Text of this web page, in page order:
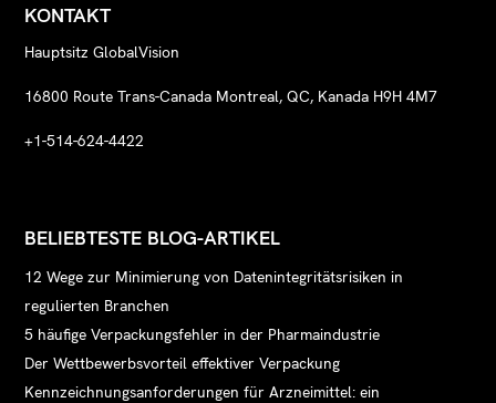
KONTAKT
Hauptsitz GlobalVision
16800 Route Trans-Canada Montreal, QC, Kanada H9H 4M7
+1-514-624-4422
BELIEBTESTE BLOG-ARTIKEL
12 Wege zur Minimierung von Datenintegritätsrisiken in
regulierten Branchen
5 häufige Verpackungsfehler in der Pharmaindustrie
Der Wettbewerbsvorteil effektiver Verpackung
Kennzeichnungsanforderungen für Arzneimittel: ein